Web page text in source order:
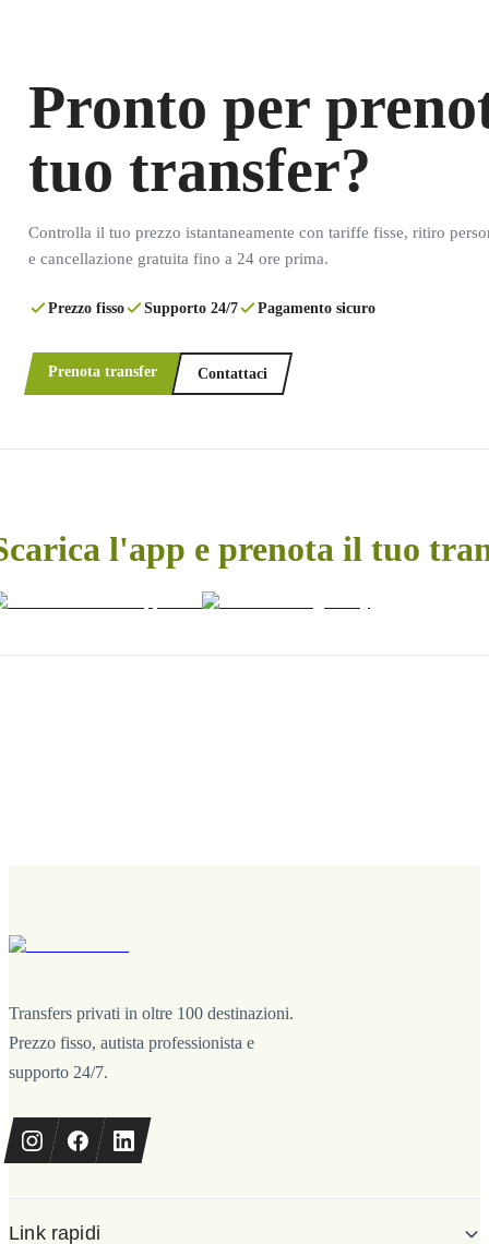
Pronto per
tuo transfer?
Controlla il tuo prezzo istantaneamente con tariffe fisse, ritiro
e cancellazione gratuita fino a 24 ore prima.
Prezzo fisso Supporto 24/7 Pagamento sicuro
Prenota transfer Contattaci
l'app e prenota il tuo
Transfers privati in oltre 100 destinazioni.
Prezzo fisso, autista professionista e
supporto 24/7.
Link rapidi